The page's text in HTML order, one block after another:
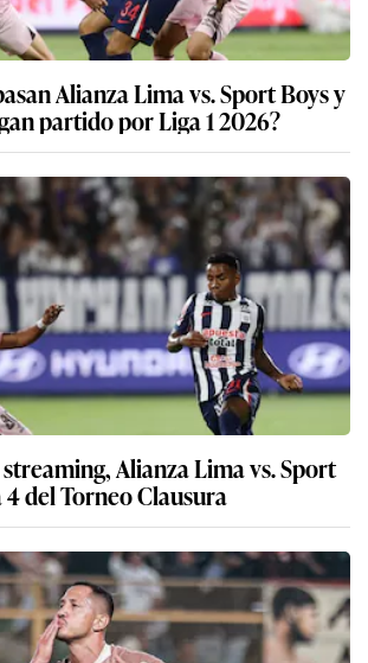
Alianza Lima vs. Sport Boys y
partido por Liga 1 2026?
Alianza Lima vs. Sport
del Torneo Clausura